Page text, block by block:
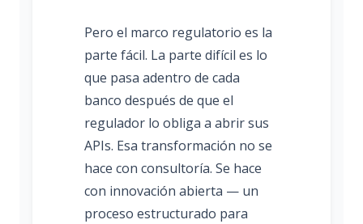
Pero el marco regulatorio es la
parte fácil. La parte difícil es lo
que pasa adentro de cada
banco después de que el
regulador lo obliga a abrir sus
APIs. Esa transformación no se
hace con consultoría. Se hace
con innovación abierta — un
proceso estructurado para